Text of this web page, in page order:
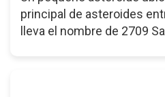
principal de asteroides
lleva el nombre de 2709